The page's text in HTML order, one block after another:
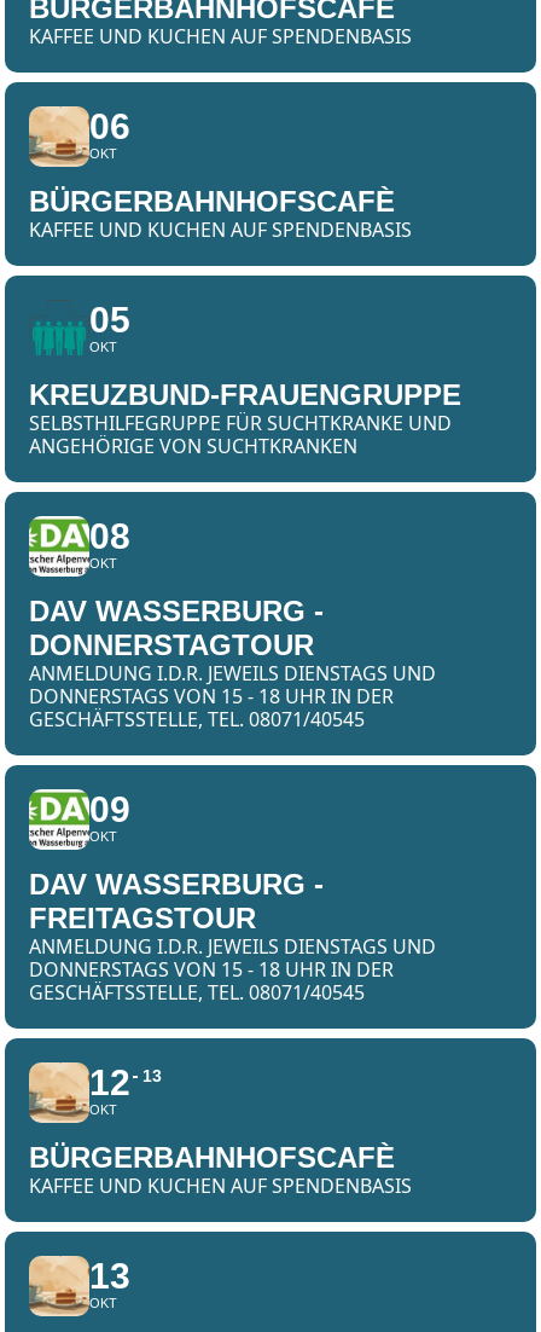
BÜRGERBAHNHOFSCAFÈ
KAFFEE UND KUCHEN AUF SPENDENBASIS
06
OKT
BÜRGERBAHNHOFSCAFÈ
KAFFEE UND KUCHEN AUF SPENDENBASIS
05
OKT
KREUZBUND-FRAUENGRUPPE
SELBSTHILFEGRUPPE FÜR SUCHTKRANKE UND
ANGEHÖRIGE VON SUCHTKRANKEN
08
OKT
DAV WASSERBURG -
DONNERSTAGTOUR
ANMELDUNG I.D.R. JEWEILS DIENSTAGS UND
DONNERSTAGS VON 15 - 18 UHR IN DER
GESCHÄFTSSTELLE, TEL. 08071/40545
09
OKT
DAV WASSERBURG -
FREITAGSTOUR
ANMELDUNG I.D.R. JEWEILS DIENSTAGS UND
DONNERSTAGS VON 15 - 18 UHR IN DER
GESCHÄFTSSTELLE, TEL. 08071/40545
12
OKT
13
BÜRGERBAHNHOFSCAFÈ
KAFFEE UND KUCHEN AUF SPENDENBASIS
13
OKT